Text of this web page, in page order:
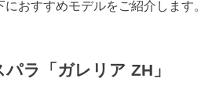
におすすめモデルをご紹介します。
パラ「ガレリア ZH」